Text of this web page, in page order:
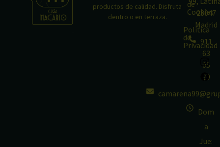
productos de calidad. Disfruta
dentro o en terraza.
28047
Madrid
911
63
05
29
Dom
a
Jue:
de
Cookies
Política
de
Privacidad